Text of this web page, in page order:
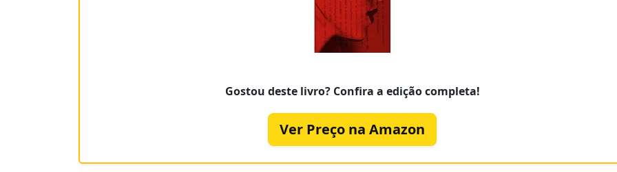
Gostou deste livro? Confira a edição completa!
Ver Preço na Amazon